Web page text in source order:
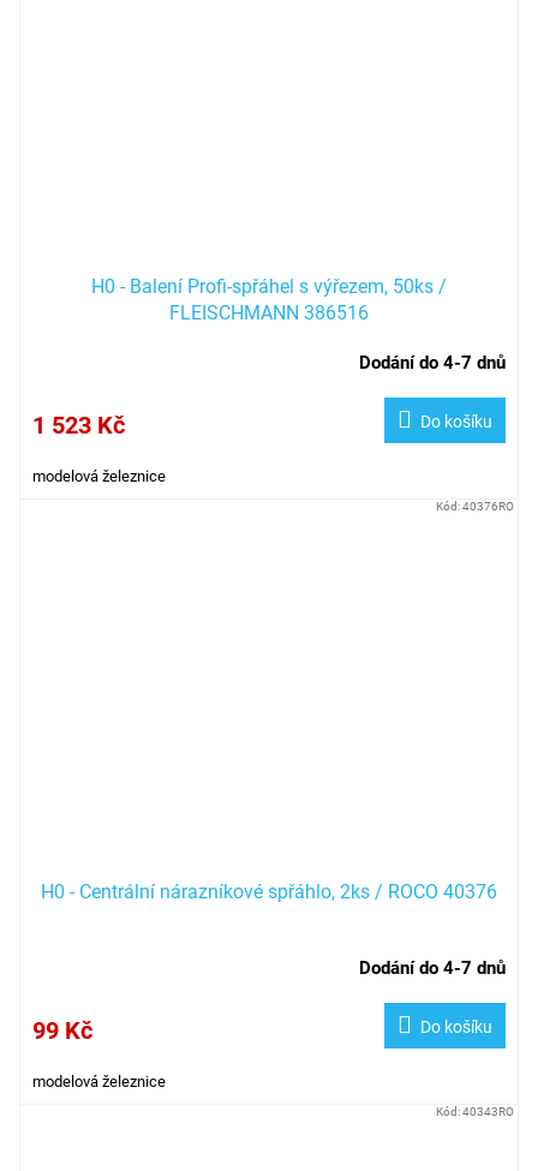
H0 - Balení Profi-spřáhel s výřezem, 50ks /
FLEISCHMANN 386516
Dodání do 4-7 dnů
1 523 Kč Do košíku
modelová železnice
H0 - Centrální nárazníkové spřáhlo, 2ks / ROCO 40376
Dodání do 4-7 dnů
99 Kč Do košíku
modelová železnice
Kód:40376RO
Kód:40343RO